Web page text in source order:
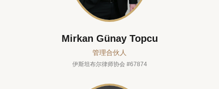
Mirkan Günay Topcu
管理合伙人
伊斯坦布尔律师协会 #67874